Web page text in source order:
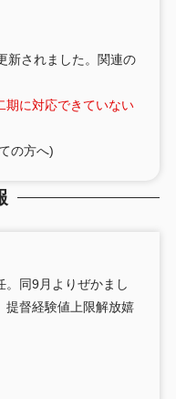
新されました。関連の
期に対応できていない
の方へ)
。同9月よりぜかまし
提督経験値上限解放嬉